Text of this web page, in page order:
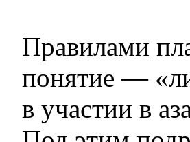
Правилами
понятие —
в участии в